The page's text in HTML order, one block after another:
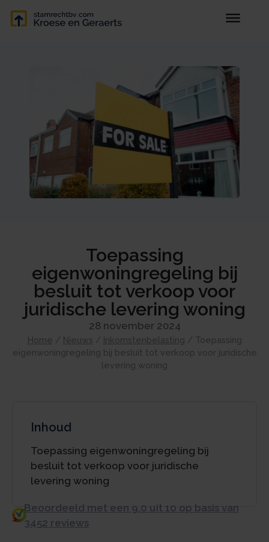
Toepassing
eigenwoningregeling bij
besluit tot verkoop voor
juridische levering woning
28 november 2024
Home / Nieuws / Inkomstenbelasting / Toepassing
eigenwoningregeling bij besluit tot verkoop voor juridische
levering woning
Inhoud
Toepassing eigenwoningregeling bij
besluit tot verkoop voor juridische
levering woning
Beoordeeld met een 9.0 uit 10 op basis van
3452 reviews